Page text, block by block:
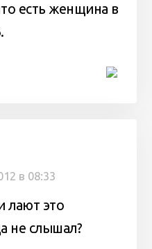
есть женщина в
в 08:33
лают это
не слышал?